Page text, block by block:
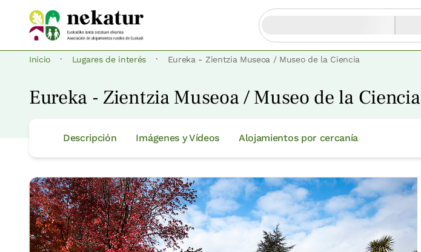
Inicio · Lugares de interés · Eureka - Zientzia Museoa / Museo de la Ciencia
Eureka - Zientzia Museoa / Museo de la Ciencia
Descripción Imágenes y Vídeos Alojamientos por cercanía